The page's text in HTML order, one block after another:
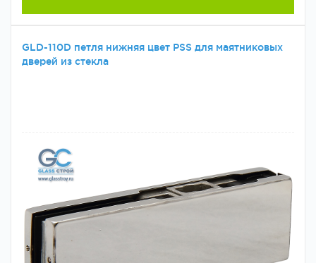
GLD-110D петля нижняя цвет PSS для маятниковых
дверей из стекла